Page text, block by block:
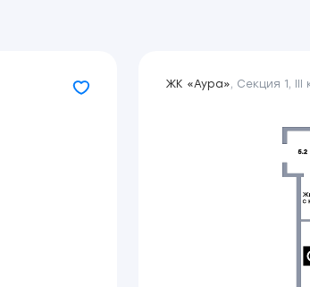
ЖК «Аура», Секция 1 ,